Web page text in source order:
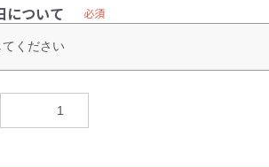
について 必須